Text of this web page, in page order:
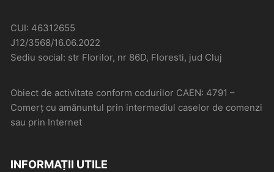
CUI: 46312655
J12/3568/16.06.2022
Sediu social: str Florilor, nr 86D, Floresti, jud Cluj
Obiect de activitate conform codurilor CAEN: 4791 –
Comerţ cu amănuntul prin intermediul caselor de comenzi
sau prin Internet
INFORMAȚII UTILE